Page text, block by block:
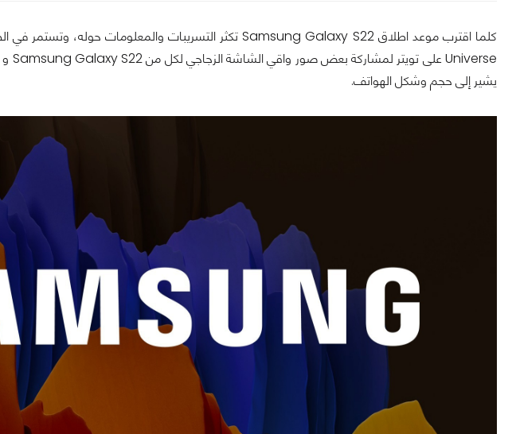
كلما اقترب موعد اطلاق Samsung Galaxy S22 تكثر التسريبات والمعلومات حوله، وتستمر في الظهور، أخرها كانت
يشير إلى حجم وشكل الهواتف.